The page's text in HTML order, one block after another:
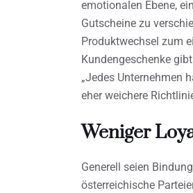
emotionalen Ebene,
Gutscheine zu
Produktwechsel zum
Kundengeschenke
„Jedes Unternehmen
eher weichere
Weniger
Generell seien
österreichische